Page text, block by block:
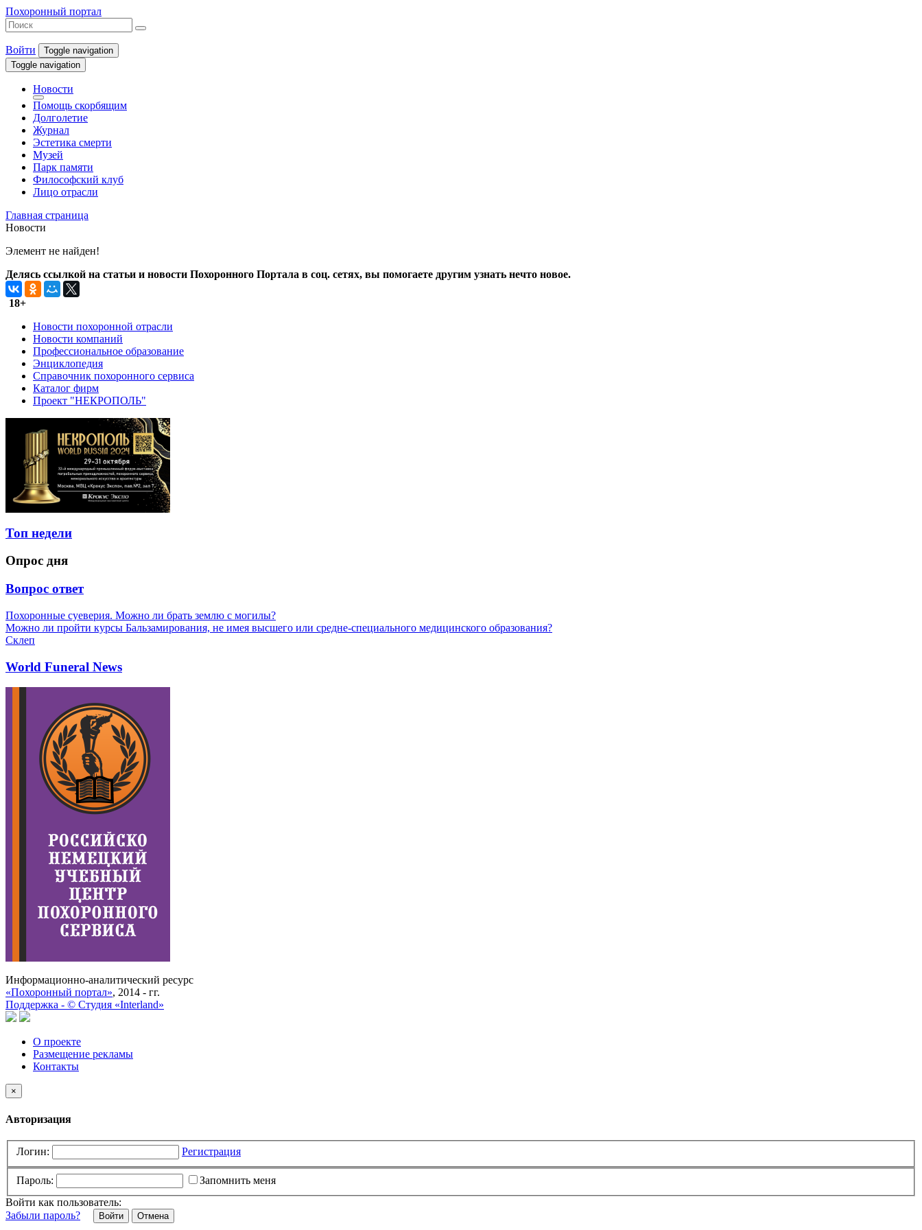
Похоронный портал
Войти
Toggle navigation
Toggle navigation
Новости
Помощь скорбящим
Долголетие
Журнал
Эстетика смерти
Музей
Парк памяти
Философский клуб
Лицо отрасли
Главная страница
Новости
Элемент не найден!
Делясь ссылкой на статьи и новости Похоронного Портала в соц. сетях, вы помогаете другим узнать нечто новое.
18+
Новости похоронной отрасли
Новости компаний
Профессиональное образование
Энциклопедия
Справочник похоронного сервиса
Каталог фирм
Проект "НЕКРОПОЛЬ"
Топ недели
Опрос дня
Вопрос ответ
Похоронные суеверия. Можно ли брать землю с могилы?
Можно ли пройти курсы Бальзамирования, не имея высшего или средне-специального медицинского образования?
Склеп
World Funeral News
Информационно-аналитический ресурс
«Похоронный портал», 2014 - гг.
Поддержка - © Cтудия «Interland»
О проекте
Размещение рекламы
Контакты
×
Авторизация
Логин: Регистрация
Пароль:
Запомнить меня
Войти как пользователь:
Забыли пароль?
Отмена